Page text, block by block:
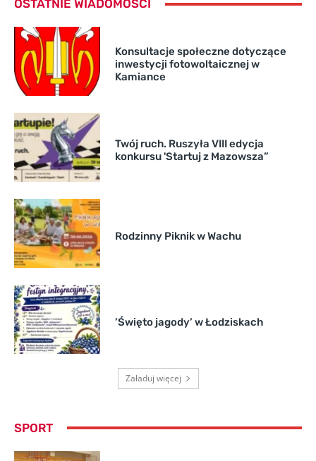
OSTATNIE WIADOMOŚCI
Konsultacje społeczne dotyczące
inwestycji fotowoltaicznej w
Kamiance
Twój ruch. Ruszyła VIII edycja
konkursu 'Startuj z Mazowsza”
Rodzinny Piknik w Wachu
’Święto jagody’ w Łodziskach
Załaduj więcej
SPORT